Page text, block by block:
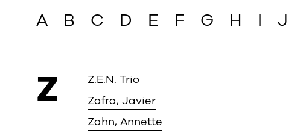
A B C D E F G H J
Z
Z.E.N. Trio
Zafra, Javier
Zahn, Annette